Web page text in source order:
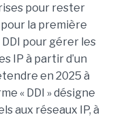
pour rester
la première
pour gérer les
IP à partir d’un
en 2025 à
« DDI » désigne
aux réseaux IP, à